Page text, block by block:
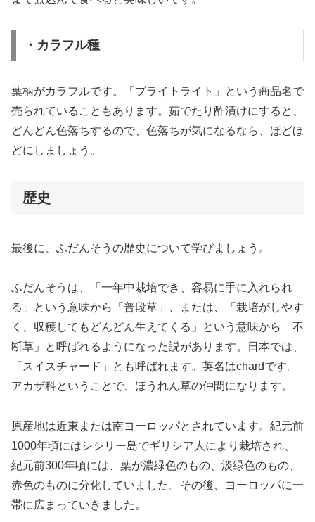
・カラフル種
葉柄がカラフルです。「ブライトライト」という商品名で
売られていることもあります。茹でたり酢漬けにすると、
どんどん色落ちするので、色落ちが気になるなら、ほどほ
どにしましょう。
歴史
最後に、ふだんそうの歴史について学びましょう。
ふだんそうは、「一年中栽培でき、容易に手に入れられ
る」という意味から「普段草」、または、「栽培がしやす
く、収穫してもどんどん生えてくる」という意味から「不
断草」と呼ばれるようになった説があります。日本では、
「スイスチャード」とも呼ばれます。英名はchardです。
アカザ科ということで、ほうれん草の仲間になります。
原産地は近東または南ヨーロッパとされています。紀元前
1000年頃にはシシリー島でギリシア人により栽培され、
紀元前300年頃には、葉が濃緑色のもの、淡緑色のもの、
赤色のものに分化していました。その後、ヨーロッパに一
帯に広まっていきました。